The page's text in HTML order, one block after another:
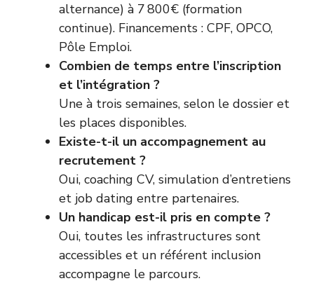
alternance) à 7 800€ (formation
continue). Financements : CPF, OPCO,
Pôle Emploi.
Combien de temps entre l’inscription
et l’intégration ?
Une à trois semaines, selon le dossier et
les places disponibles.
Existe-t-il un accompagnement au
recrutement ?
Oui, coaching CV, simulation d’entretiens
et job dating entre partenaires.
Un handicap est-il pris en compte ?
Oui, toutes les infrastructures sont
accessibles et un référent inclusion
accompagne le parcours.